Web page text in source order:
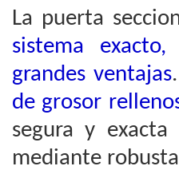
La puerta
sistema
grandes ventajas
de grosor
segura y exacta
mediante